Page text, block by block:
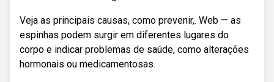
Veja as principais causas, como prevenir,. Web — as
espinhas podem surgir em diferentes lugares do
corpo e indicar problemas de saúde, como alterações
hormonais ou medicamentosas.